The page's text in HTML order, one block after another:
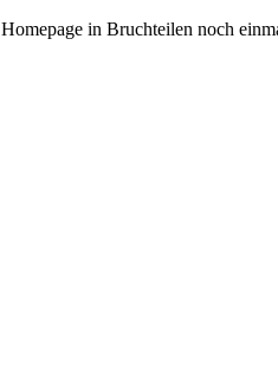
in Bruchteilen noch